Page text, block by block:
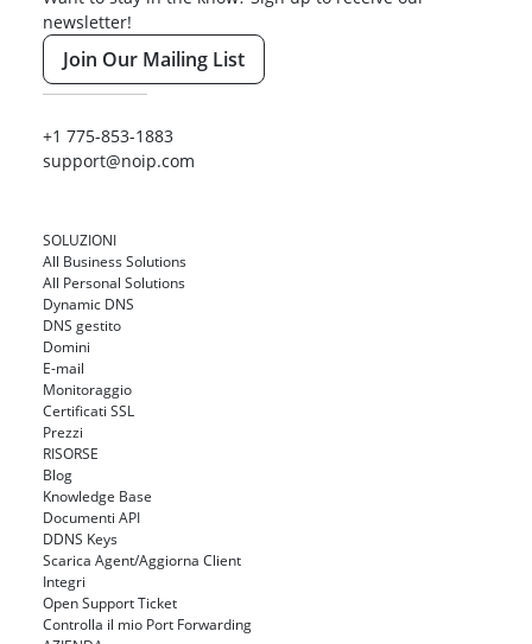
newsletter!
Join Our Mailing List
+1 775-853-1883
support@noip.com
SOLUZIONI
All Business Solutions
All Personal Solutions
Dynamic DNS
DNS gestito
Domini
E-mail
Monitoraggio
Certificati SSL
Prezzi
RISORSE
Blog
Knowledge Base
Documenti API
DDNS Keys
Scarica Agent/Aggiorna Client
Integri
Open Support Ticket
Controlla il mio Port Forwarding